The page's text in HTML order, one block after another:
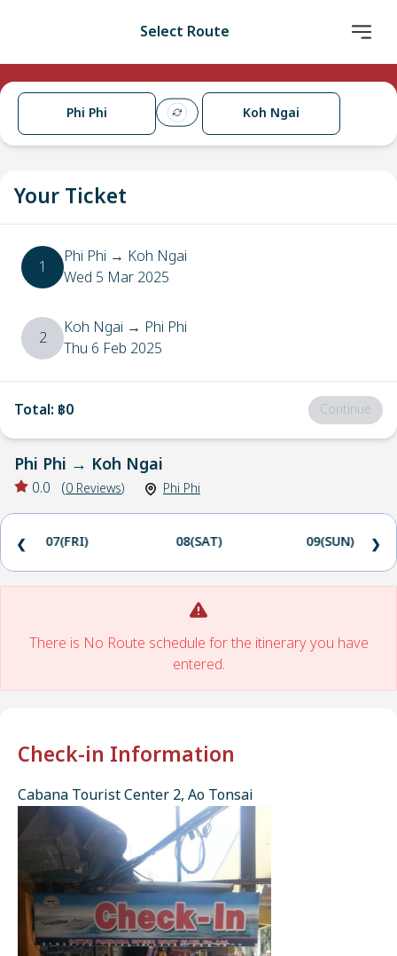
Select Route
Phi Phi Koh Ngai
Your Ticket
1 Phi Phi → Koh Ngai
Wed 5 Mar 2025
2 Koh Ngai → Phi Phi
Thu 6 Feb 2025
Total: ฿0 Continue
Phi Phi → Koh Ngai
0.0 (0 Reviews) Phi Phi
07(FRI) 08(SAT) 09(SUN)
❮ ❯
There is No Route schedule for the itinerary you have
entered.
Check-in Information
Cabana Tourist Center 2, Ao Tonsai